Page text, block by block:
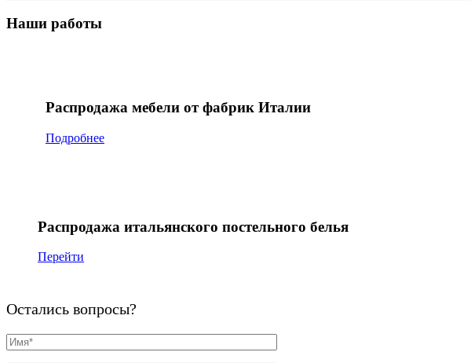
Наши работы
Распродажа мебели от фабрик Италии
Подробнее
Распродажа итальянского постельного белья
Перейти
Остались вопросы?